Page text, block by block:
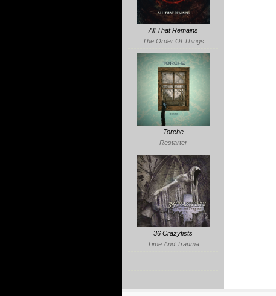
All That Remains
The Order Of Things
Torche
Restarter
36 Crazyfists
Time And Trauma